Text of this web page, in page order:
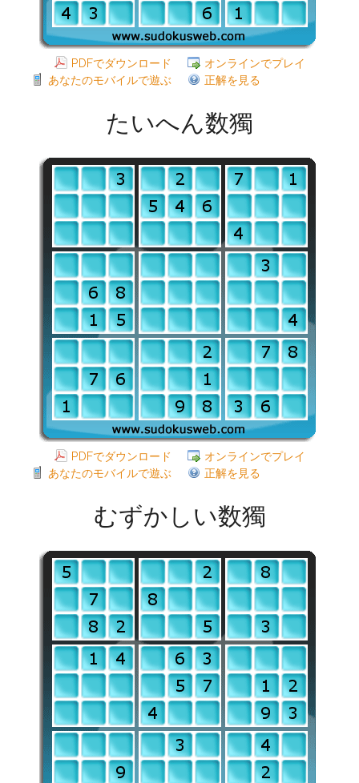
PDFでダウンロード
オンラインでプレイ
あなたのモバイルで遊ぶ
正解を見る
たいへん数獨
PDFでダウンロード
オンラインでプレイ
あなたのモバイルで遊ぶ
正解を見る
むずかしい数獨